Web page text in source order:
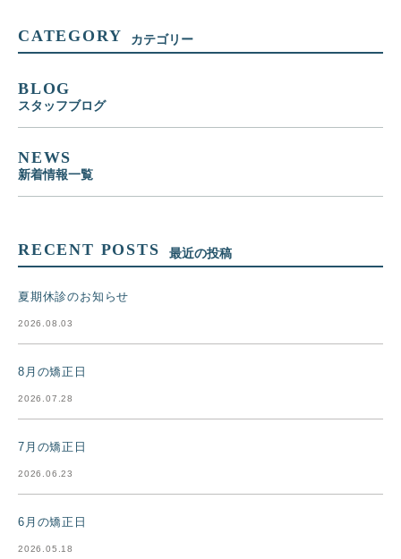
CATEGORY カテゴリー
BLOG
スタッフブログ
NEWS
新着情報一覧
RECENT POSTS 最近の投稿
夏期休診のお知らせ
2026.08.03
8月の矯正日
2026.07.28
7月の矯正日
2026.06.23
6月の矯正日
2026.05.18